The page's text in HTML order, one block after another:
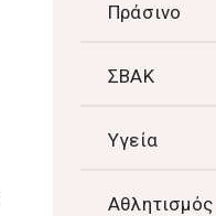
Πράσινο
ΣΒΑΚ
Υγεία
Αθλητισμός